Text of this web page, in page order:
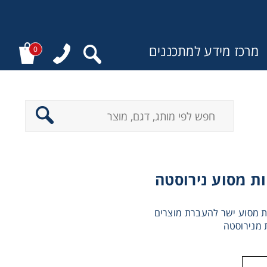
מרכז מידע למתכננים 0
מסוע נירוסטה
מסוע ישר להעברת מוצרים
מנירוסטה